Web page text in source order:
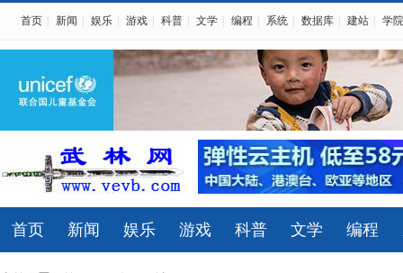
首页 新闻 娱乐 游戏 科普 文学 编程 系统 数据库 建站 学院
首页 新闻 娱乐 游戏 科普 文学 编程